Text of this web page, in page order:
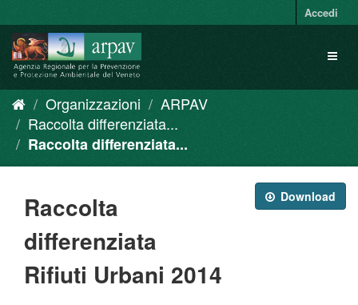
al
contenuto
Accedi
Organizzazioni
ARPAV
Raccolta differenziata...
Raccolta differenziata...
Download
Raccolta
differenziata
Rifiuti Urbani 2014